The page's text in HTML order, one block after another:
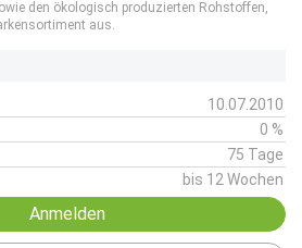
den ökologisch produzierten Rohstoffen,
aus.
10.07.2010
0 %
75 Tage
bis 12 Wochen
Anmelden